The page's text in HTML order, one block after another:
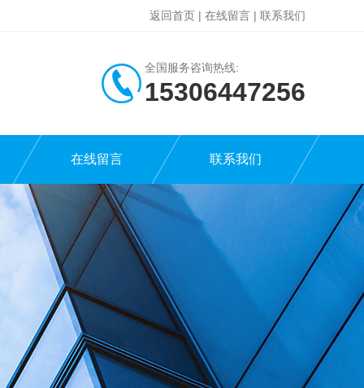
返回首页 | 在线留言 | 联系我们
全国服务咨询热线:
15306447256
在线留言 联系我们